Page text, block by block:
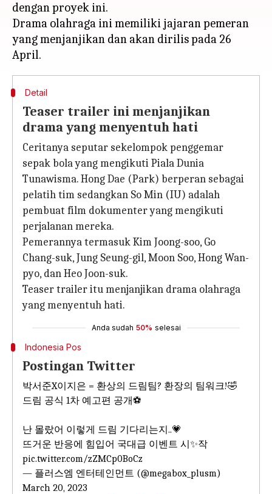
dengan proyek ini.
Drama olahraga ini memiliki jajaran pemeran
yang menjanjikan dan akan dirilis pada 26
Detail
Teaser trailer ini menjanjikan
drama yang menyentuh hati
Ceritanya seputar sekelompok penggemar
sepak bola yang mengikuti Piala Dunia
Tunawisma. Hong Dae (Park) berperan sebagai
pelatih tim sedangkan So Min (IU) adalah
pembuat film dokumenter yang mengikuti
perjalanan mereka.
Pemerannya termasuk Kim Joong-soo, Go
Chang-suk, Jung Seung-gil, Moon Soo, Hong Wan-
pyo, dan Heo Joon-suk.
Teaser trailer itu menjanjikan drama olahraga
yang menyentuh hati.
Anda sudah 50% selesai
Indonesia Pos
Postingan Twitter
박서준X이지은 = 환상의 드림팀? 환장의 팀워크!🤣
드림 공식 1차 예고편 공개⚽
난 몰랐어 이렇게 드림 기다리는지..💗
뜨거운 반응에 힘입어 국대급 이벤트 시✨작
pic.twitter.com/zZMCp0BoCz
— 플러스엠 엔터테인먼트 (@megabox_plusm)
March 20, 2023